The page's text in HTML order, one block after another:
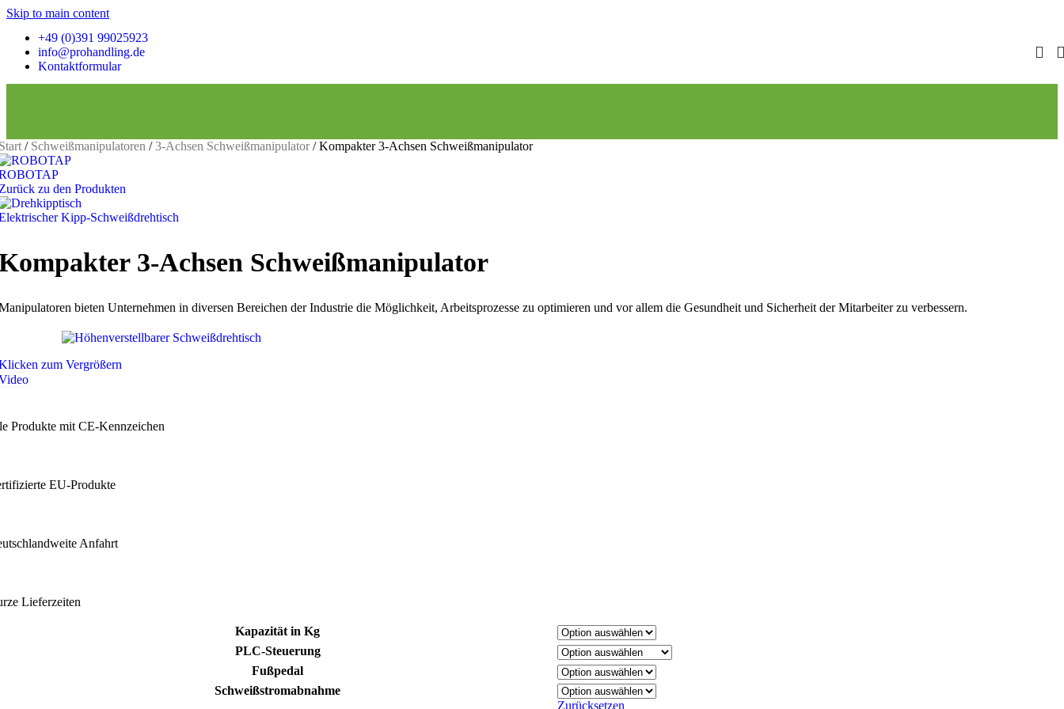
Skip to main content
+49 (0)391 99025923
info@prohandling.de
Kontaktformular
2-Achsen Schweißmanipulator
Rollenböcke
Selbstausrichtende Rollenböcke / Behälterdrehvorrichtung
Konventionelle Rollenböcke / Behälterdrehvorrichtung
/ Schweißmanipulatoren / 3-Achsen Schweißmanipulator/ Kompakter 3-Achsen Schweißmanipulator
zu den Produkten
Kipp-Schweißdrehtisch
3-Achsen Schweißmanipulator
bieten Unternehmen in diversen Bereichen der Industrie die Möglichkeit, Arbeitsprozesse zu optimieren und vor allem die Gesundheit und Sicherheit der Mitarbeiter zu verbessern.
zum Vergrößern
Produkte mit CE-Kennzeichen
EU-Produkte
Anfahrt
Lieferzeiten
Kapazität in Kg
PLC-Steuerung
Fußpedal
Schweißstromabnahme
Zurücksetzen